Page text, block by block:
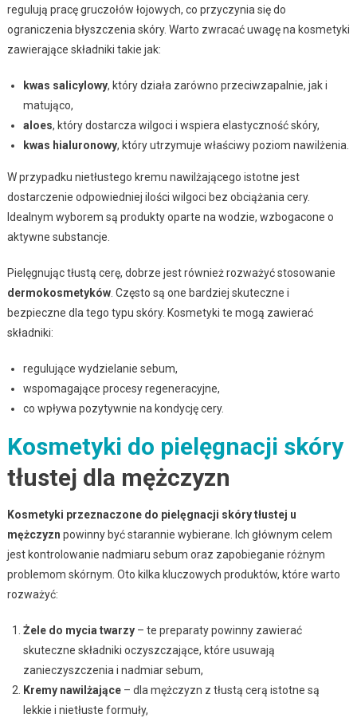
regulują pracę gruczołów łojowych, co przyczynia się do
ograniczenia błyszczenia skóry. Warto zwracać uwagę na kosmetyki
zawierające składniki takie jak:
kwas salicylowy, który działa zarówno przeciwzapalnie, jak i
matująco,
aloes, który dostarcza wilgoci i wspiera elastyczność skóry,
kwas hialuronowy, który utrzymuje właściwy poziom nawilżenia.
W przypadku nietłustego kremu nawilżającego istotne jest
dostarczenie odpowiedniej ilości wilgoci bez obciążania cery.
Idealnym wyborem są produkty oparte na wodzie, wzbogacone o
aktywne substancje.
Pielęgnując tłustą cerę, dobrze jest również rozważyć stosowanie
dermokosmetyków. Często są one bardziej skuteczne i
bezpieczne dla tego typu skóry. Kosmetyki te mogą zawierać
składniki:
regulujące wydzielanie sebum,
wspomagające procesy regeneracyjne,
co wpływa pozytywnie na kondycję cery.
Kosmetyki do pielęgnacji skóry
tłustej dla mężczyzn
Kosmetyki przeznaczone do pielęgnacji skóry tłustej u
mężczyzn powinny być starannie wybierane. Ich głównym celem
jest kontrolowanie nadmiaru sebum oraz zapobieganie różnym
problemom skórnym. Oto kilka kluczowych produktów, które warto
rozważyć:
Żele do mycia twarzy– te preparaty powinny zawierać
skuteczne składniki oczyszczające, które usuwają
zanieczyszczenia i nadmiar sebum,
Kremy nawilżające– dla mężczyzn z tłustą cerą istotne są
lekkie i nietłuste formuły,